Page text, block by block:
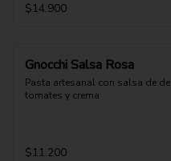
$14.900
Gnocchi Salsa Rosa
Pasta artesanal con salsa de de
tomates y crema
$11.200